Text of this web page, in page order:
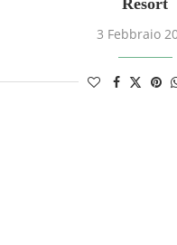
Resort
3 Febbraio